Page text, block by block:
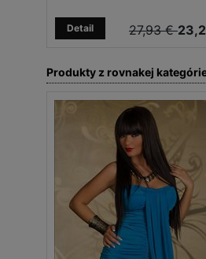
27,93 €
Detail
Produkty z rovnakej